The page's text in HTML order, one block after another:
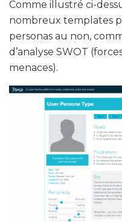
Comme illustré ci-
nombreux templates
personas au non,
d’analyse SWOT
menaces).